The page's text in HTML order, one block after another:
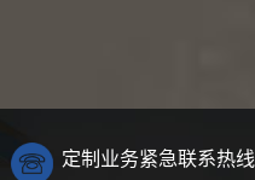
定制业务紧急联系热线